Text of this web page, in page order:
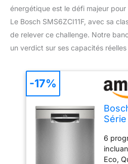
énergétique est le défi majeur
Le Bosch SMS6ZCI11F, avec sa
de relever ce challenge. Notre
un verdict sur ses capacités
libre,
6
Eco,
-17%